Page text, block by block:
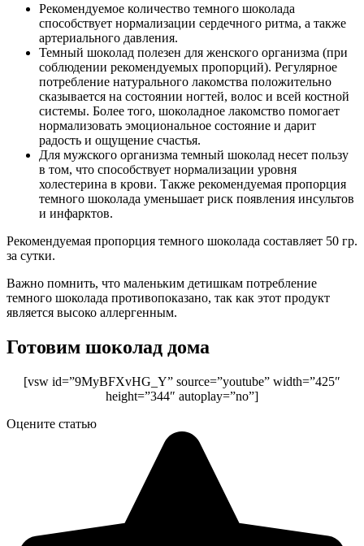
Рекомендуемое количество темного шоколада
способствует нормализации сердечного ритма, а также
артериального давления.
Темный шоколад полезен для женского организма (при
соблюдении рекомендуемых пропорций). Регулярное
потребление натурального лакомства положительно
сказывается на состоянии ногтей, волос и всей костной
системы. Более того, шоколадное лакомство помогает
нормализовать эмоциональное состояние и дарит
радость и ощущение счастья.
Для мужского организма темный шоколад несет пользу
в том, что способствует нормализации уровня
холестерина в крови. Также рекомендуемая пропорция
темного шоколада уменьшает риск появления инсультов
и инфарктов.
Рекомендуемая пропорция темного шоколада составляет 50 гр.
за сутки.
Важно помнить, что маленьким детишкам потребление
темного шоколада противопоказано, так как этот продукт
является высоко аллергенным.
Готовим шоколад дома
[vsw id=”9MyBFXvHG_Y” source=”youtube” width=”425″
height=”344″ autoplay=”no”]
Оцените статью